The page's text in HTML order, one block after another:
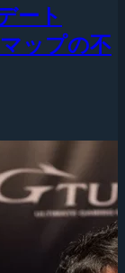
ート
ップの不